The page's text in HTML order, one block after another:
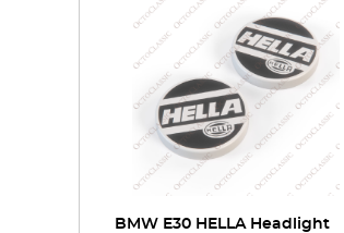
BMW E30 HELLA Headlight